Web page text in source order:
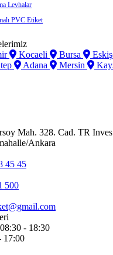
Levhalar
PVC Etiket
Kocaeli Bursa
Adana Mersin
Mah. 328. Cad. TR
Ankara
45 45
500
08:30 - 18:30
17:00